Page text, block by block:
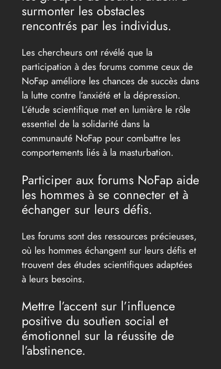
surmonter les obstacles
rencontrés par les individus.
Les chercheurs ont révélé que la
participation à des forums comme ceux de
NoFap améliore les chances de succès dans
la lutte contre l’anxiété et la dépression.
L’étude scientifique met en lumière le rôle
essentiel de la solidarité dans la
communauté NoFap pour combattre les
comportements liés à la masturbation.
Participer aux forums NoFap aide
les hommes à se connecter et à
échanger sur leurs défis.
Les forums sont des ressources précieuses,
où les hommes échangent sur leurs défis et
trouvent des études scientifiques adaptées
à leurs besoins.
Mettre l’accent sur l’influence
positive du soutien social et
émotionnel sur la réussite de
l’abstinence.